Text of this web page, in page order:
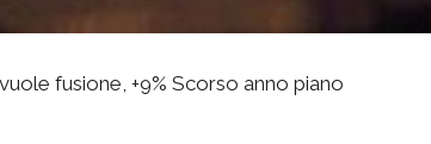
fusione, +9% Scorso anno piano